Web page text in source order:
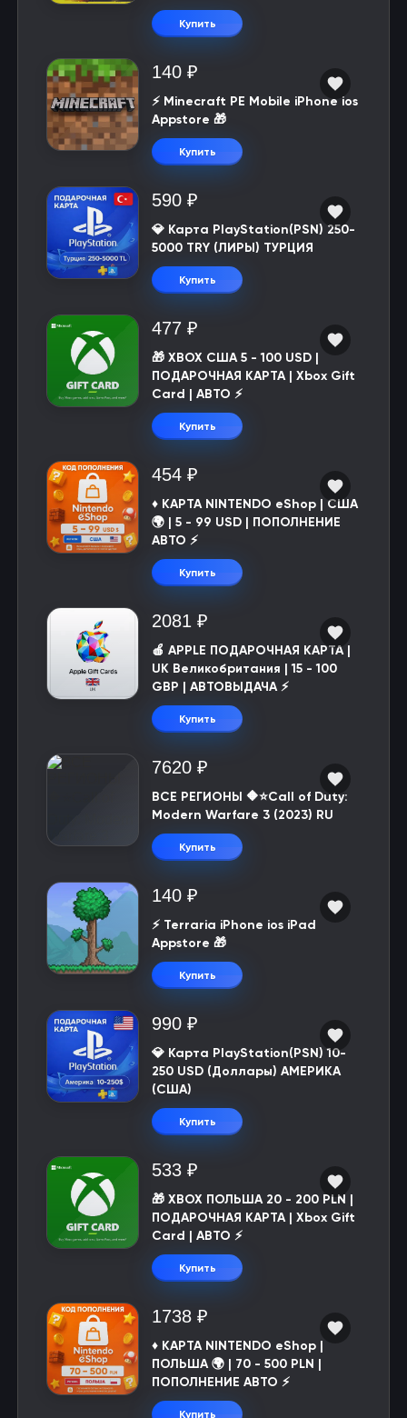
Купить
140 ₽
⚡️ Minecraft PE Mobile iPhone ios
Appstore 🎁
Купить
590 ₽
💎 Карта PlayStation(PSN) 250-
5000 TRY (ЛИРЫ) ТУРЦИЯ
Купить
477 ₽
🎁 XBOX США 5 - 100 USD |
ПОДАРОЧНАЯ КАРТА | Xbox Gift
Card | АВТО ⚡
Купить
454 ₽
♦️ КАРТА NINTENDO eShop | США
🌍 | 5 - 99 USD | ПОПОЛНЕНИЕ
АВТО ⚡
Купить
2081 ₽
🍎 APPLE ПОДАРОЧНАЯ КАРТА |
UK Великобритания | 15 - 100
GBP | АВТОВЫДАЧА ⚡️
Купить
7620 ₽
ВСЕ РЕГИОНЫ 🔶⭐Call of Duty:
Modern Warfare 3 (2023) RU
Купить
140 ₽
⚡️ Terraria iPhone ios iPad
Appstore 🎁
Купить
990 ₽
💎 Карта PlayStation(PSN) 10-
250 USD (Доллары) АМЕРИКА
(США)
Купить
533 ₽
🎁 XBOX ПОЛЬША 20 - 200 PLN |
ПОДАРОЧНАЯ КАРТА | Xbox Gift
Card | АВТО ⚡
Купить
1738 ₽
♦️ КАРТА NINTENDO eShop |
ПОЛЬША 🌍 | 70 - 500 PLN |
ПОПОЛНЕНИЕ АВТО ⚡
Купить